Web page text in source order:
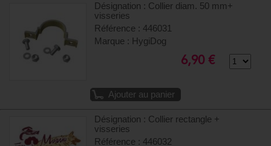
Désignation : Collier diam. 50 mm+
visseries
Référence : 446031
Marque : HygiDog
6,90 €
Ajouter au panier
Désignation : Collier rectangle +
visseries
Référence : 446032